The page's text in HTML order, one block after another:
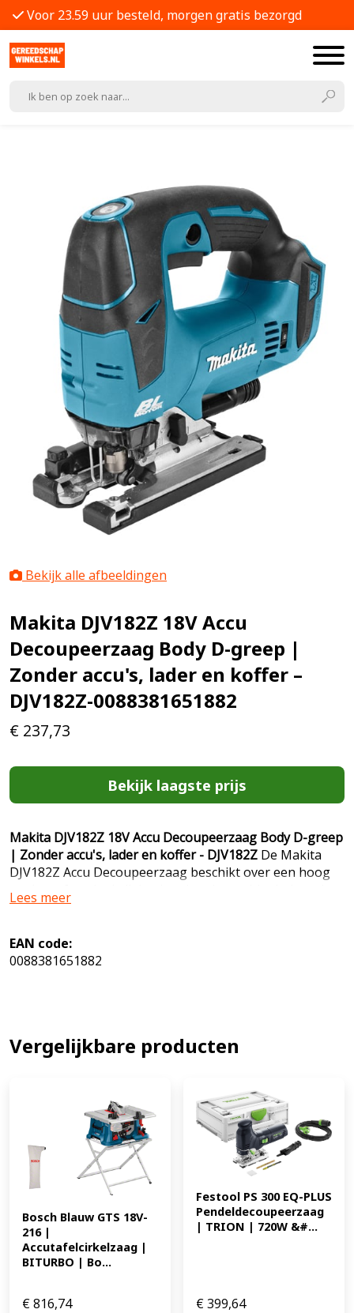
Voor 23.59 uur besteld, morgen gratis bezorgd
Bekijk alle afbeeldingen
Makita DJV182Z 18V Accu
Decoupeerzaag Body D-greep |
Zonder accu's, lader en koffer –
DJV182Z-0088381651882
€ 237,73
Bekijk laagste prijs
Makita DJV182Z 18V Accu Decoupeerzaag Body D-greep
| Zonder accu's, lader en koffer - DJV182Z De Makita
DJV182Z Accu Decoupeerzaag beschikt over een hoog
werkcomfort dankzij de uitstekende machinebalans, het
lichte gewicht en de ergonomische handgreep. Ook
(DJV182RFJ) Gebruikersvoordelen * let op! Geleverd
zonder accu's en snellader * Uitgerust met een
ergonomische handgreep. * Snelle en eenvoudige
zaagwissel zonder gereedschap. * Precies zaagresultaat
draait. * Ook verkrijgbaar als Compleet model,
metoplader en accu's, (DJV182RFJ) Technische gegevens
* Accuspanning 18 V * Accutype Li-ion * Oplaadtijd 22
min. * Variabele elektr. toerenregeling ja *
Zaagbladopname universeel ja * Pendelstanden 3 *
Slaglengte 26 mm * Aantal slagen EAN: 0088381651882
Lees meer
EAN code:
0088381651882
Vergelijkbare producten
Bosch Blauw GTS 18V-
216 |
Accutafelcirkelzaag |
BITURBO | Bo...
€816,74
Festool PS 300 EQ-PLUS
Pendeldecoupeerzaag
| TRION | 720W &#...
€399,64